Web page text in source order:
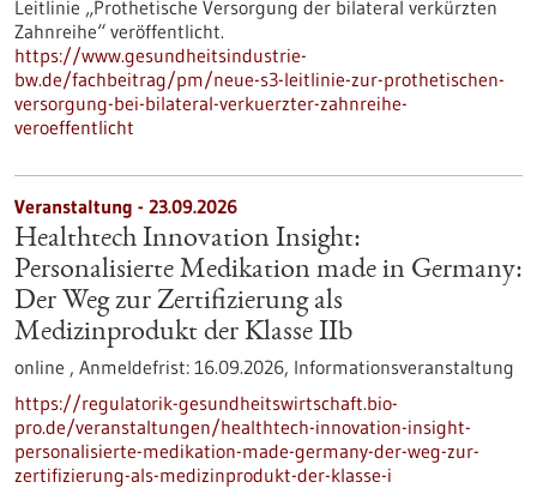
Leitlinie „Prothetische Versorgung der bilateral verkürzten
Zahnreihe“ veröffentlicht.
https://www.gesundheitsindustrie-
bw.de/fachbeitrag/pm/neue-s3-leitlinie-zur-prothetischen-
versorgung-bei-bilateral-verkuerzter-zahnreihe-
veroeffentlicht
Veranstaltung - 23.09.2026
Healthtech Innovation Insight:
Personalisierte Medikation made in Germany:
Der Weg zur Zertifizierung als
Medizinprodukt der Klasse IIb
online , Anmeldefrist: 16.09.2026, Informationsveranstaltung
https://regulatorik-gesundheitswirtschaft.bio-
pro.de/veranstaltungen/healthtech-innovation-insight-
personalisierte-medikation-made-germany-der-weg-zur-
zertifizierung-als-medizinprodukt-der-klasse-i